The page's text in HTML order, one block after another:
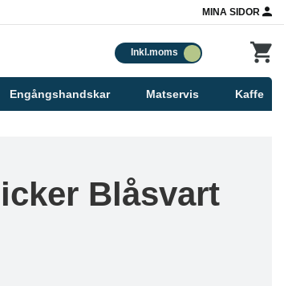
MINA SIDOR
Inkl.moms
Engångshandskar Matservis Kaffe
Blåsvart